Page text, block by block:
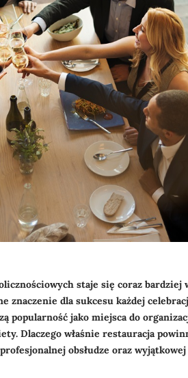
staje się coraz bardziej
znaczenie dla sukcesu każdej
popularność jako miejsca do
Dlaczego właśnie restauracja
obsłudze oraz